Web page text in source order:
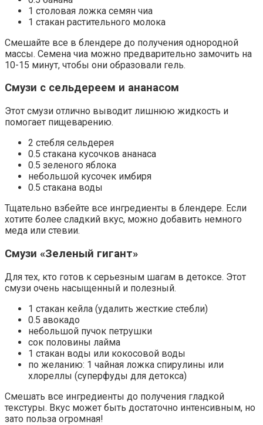
1 столовая ложка семян чиа
1 стакан растительного молока
Смешайте все в блендере до получения однородной
массы. Семена чиа можно предварительно замочить на
10-15 минут, чтобы они образовали гель.
Смузи с сельдереем и ананасом
Этот смузи отлично выводит лишнюю жидкость и
помогает пищеварению.
2 стебля сельдерея
0.5 стакана кусочков ананаса
0.5 зеленого яблока
небольшой кусочек имбиря
0.5 стакана воды
Тщательно взбейте все ингредиенты в блендере. Если
хотите более сладкий вкус, можно добавить немного
меда или стевии.
Смузи «Зеленый гигант»
Для тех, кто готов к серьезным шагам в детоксе. Этот
смузи очень насыщенный и полезный.
1 стакан кейла (удалить жесткие стебли)
0.5 авокадо
небольшой пучок петрушки
сок половины лайма
1 стакан воды или кокосовой воды
по желанию: 1 чайная ложка спирулины или
хлореллы (суперфуды для детокса)
Смешать все ингредиенты до получения гладкой
текстуры. Вкус может быть достаточно интенсивным, но
зато польза огромная!